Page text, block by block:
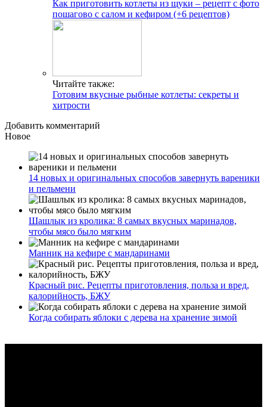
Как приготовить котлеты из щуки – рецепт с фото
пошагово с салом и кефиром (+6 рецептов)
Читайте также:
Готовим вкусные рыбные котлеты: секреты и
хитрости
Добавить комментарий
Новое
14 новых и оригинальных способов завернуть вареники
и пельмени
Шашлык из кролика: 8 самых вкусных маринадов,
чтобы мясо было мягким
Манник на кефире с мандаринами
Красный рис. Рецепты приготовления, польза и вред,
калорийность, БЖУ
Когда собирать яблоки с дерева на хранение зимой